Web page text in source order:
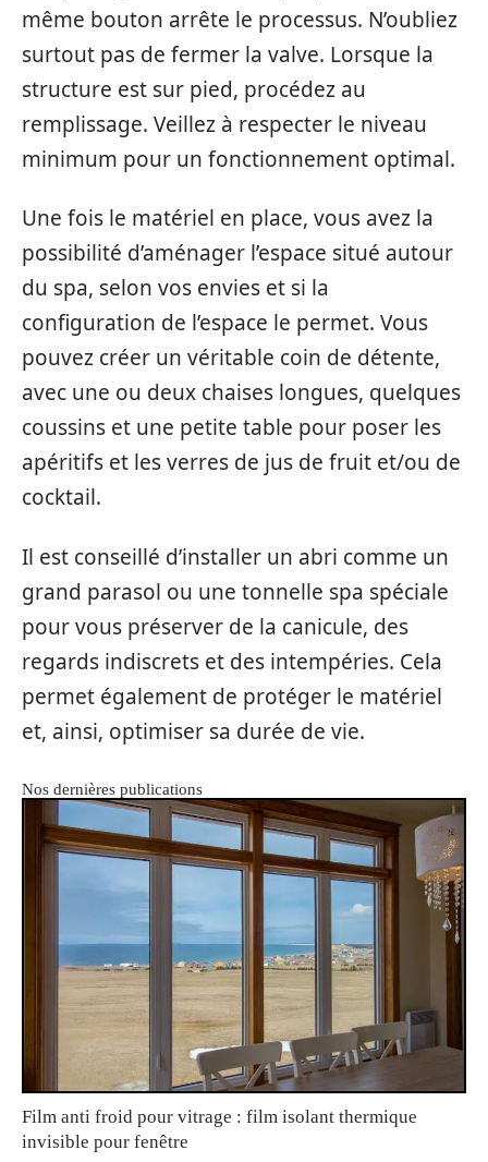
même bouton arrête le processus. N’oubliez
surtout pas de fermer la valve. Lorsque la
structure est sur pied, procédez au
remplissage. Veillez à respecter le niveau
minimum pour un fonctionnement optimal.
Une fois le matériel en place, vous avez la
possibilité d’aménager l’espace situé autour
du spa, selon vos envies et si la
configuration de l’espace le permet. Vous
pouvez créer un véritable coin de détente,
avec une ou deux chaises longues, quelques
coussins et une petite table pour poser les
apéritifs et les verres de jus de fruit et/ou de
cocktail.
Il est conseillé d’installer un abri comme un
grand parasol ou une tonnelle spa spéciale
pour vous préserver de la canicule, des
regards indiscrets et des intempéries. Cela
permet également de protéger le matériel
et, ainsi, optimiser sa durée de vie.
Nos dernières publications
Film anti froid pour vitrage : film isolant thermique
invisible pour fenêtre